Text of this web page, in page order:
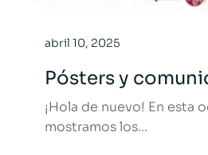
abril 10, 2025
Pósters y
¡Hola de nuevo! En esta
mostramos los...